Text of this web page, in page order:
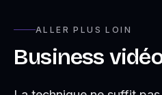
ALLER PLUS LOIN
Business